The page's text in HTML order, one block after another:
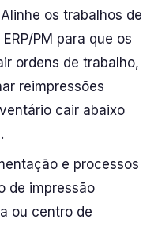
os trabalhos de
PM para que os
ordens de trabalho,
reimpressões
cair abaixo
e processos
de impressão
ou centro de